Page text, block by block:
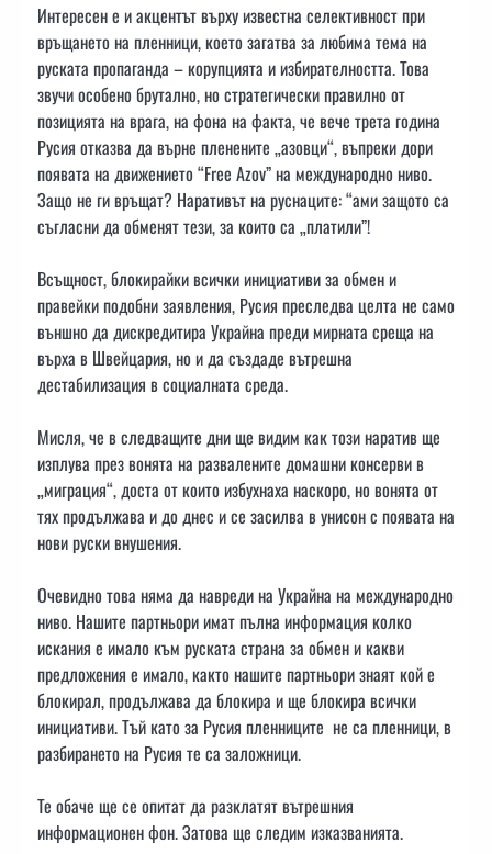
Интересен е и акцентът върху известна селективност при
връщането на пленници, което загатва за любима тема на
руската пропаганда – корупцията и избирателността. Това
звучи особено брутално, но стратегически правилно от
позицията на врага, на фона на факта, че вече трета година
Русия отказва да върне пленените „азовци“, въпреки дори
появата на движението “Free Azov” на международно ниво.
Защо не ги връщат? Наративът на руснаците: “ами защото са
съгласни да обменят тези, за които са „платили”!
Всъщност, блокирайки всички инициативи за обмен и
правейки подобни заявления, Русия преследва целта не само
външно да дискредитира Украйна преди мирната среща на
върха в Швейцария, но и да създаде вътрешна
дестабилизация в социалната среда.
Мисля, че в следващите дни ще видим как този наратив ще
изплува през вонята на развалените домашни консерви в
„миграция“, доста от които избухнаха наскоро, но вонята от
тях продължава и до днес и се засилва в унисон с появата на
нови руски внушения.
Очевидно това няма да навреди на Украйна на международно
ниво. Нашите партньори имат пълна информация колко
искания е имало към руската страна за обмен и какви
предложения е имало, както нашите партньори знаят кой е
блокирал, продължава да блокира и ще блокира всички
инициативи. Тъй като за Русия пленниците не са пленници, в
разбирането на Русия те са заложници.
Те обаче ще се опитат да разклатят вътрешния
информационен фон. Затова ще следим изказванията.